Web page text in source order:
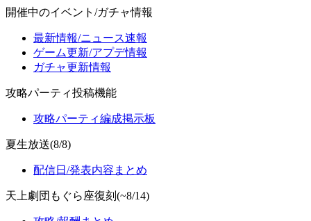
開催中のイベント/ガチャ情報
最新情報/ニュース速報
ゲーム更新/アプデ情報
ガチャ更新情報
攻略パーティ投稿機能
攻略パーティ編成掲示板
夏生放送(8/8)
配信日/発表内容まとめ
天上劇団もぐら座復刻(~8/14)